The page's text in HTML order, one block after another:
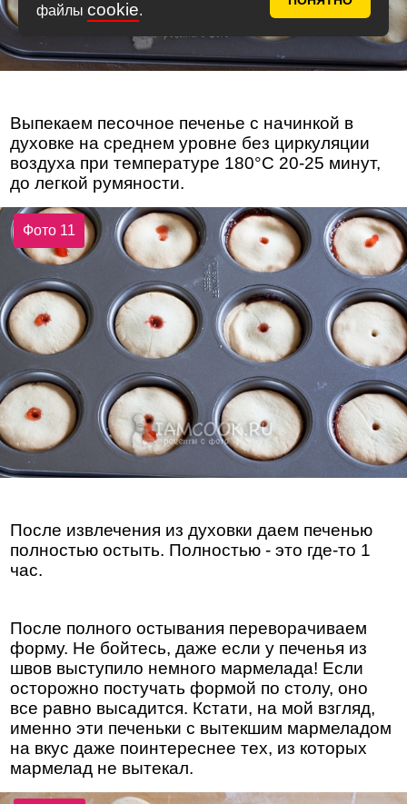
файлы cookie.
Выпекаем песочное печенье с начинкой в
духовке на среднем уровне без циркуляции
воздуха при температуре 180°С 20-25 минут,
до легкой румяности.
Фото 11
После извлечения из духовки даем печенью
полностью остыть. Полностью - это где-то 1
час.
После полного остывания переворачиваем
форму. Не бойтесь, даже если у печенья из
швов выступило немного мармелада! Если
осторожно постучать формой по столу, оно
все равно высадится. Кстати, на мой взгляд,
именно эти печеньки с вытекшим мармеладом
на вкус даже поинтереснее тех, из которых
мармелад не вытекал.